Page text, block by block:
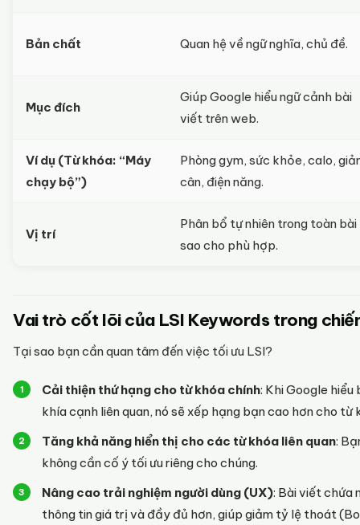
Bản chất Quan hệ về ngữ nghĩa, chủ đề.
Mục đích
Giúp Google hiểu ngữ cảnh bài
viết trên web.
Ví dụ (Từ khóa: “Máy
chạy bộ”)
Phòng gym, sức khỏe, calo,
cân, điện năng.
Vị trí
Phân bổ tự nhiên trong toàn bài
sao cho phù hợp.
Vai trò cốt lõi của LSI Keywords trong
Tại sao bạn cần quan tâm đến việc tối ưu LSI?
Cải thiện thứ hạng cho từ khóa chính: Khi Google
khía cạnh liên quan, nó sẽ xếp hạng bạn cao hơn cho từ
Tăng khả năng hiển thị cho các từ khóa liên quan:
không cần cố ý tối ưu riêng cho chúng.
Nâng cao trải nghiệm người dùng (UX): Bài viết chứa
thông tin giá trị và đầy đủ hơn, giúp giảm tỷ lệ thoát